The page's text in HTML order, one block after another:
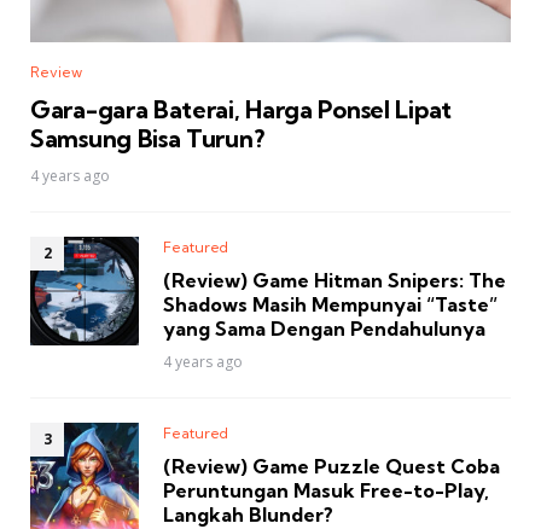
Review
Gara-gara Baterai, Harga Ponsel Lipat
Samsung Bisa Turun?
4 years ago
Featured
(Review) Game Hitman Snipers: The
Shadows Masih Mempunyai “Taste”
yang Sama Dengan Pendahulunya
4 years ago
Featured
(Review) Game Puzzle Quest Coba
Peruntungan Masuk Free-to-Play,
Langkah Blunder?